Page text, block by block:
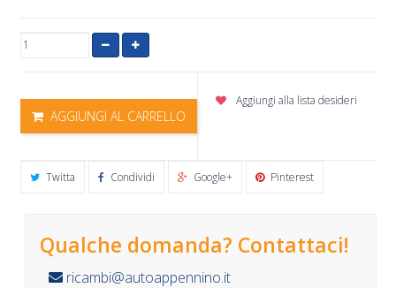
AGGIUNGI AL CARRELLO
Aggiungi alla lista desideri
Twitta Condividi Google+ Pinterest
Qualche domanda? Contattaci!
ricambi@autoappennino.it